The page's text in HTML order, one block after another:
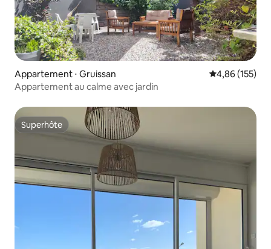
Appartement ⋅ Gruissan Évaluation
4,86 (155)
Appartement au calme avec jardin
Superhôte
Superhôte